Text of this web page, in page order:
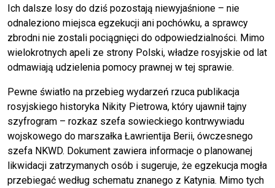
Ich dalsze losy do dziś pozostają niewyjaśnione – nie
odnaleziono miejsca egzekucji ani pochówku, a sprawcy
zbrodni nie zostali pociągnięci do odpowiedzialności. Mimo
wielokrotnych apeli ze strony Polski, władze rosyjskie od lat
odmawiają udzielenia pomocy prawnej w tej sprawie.
Pewne światło na przebieg wydarzeń rzuca publikacja
rosyjskiego historyka Nikity Pietrowa, który ujawnił tajny
szyfrogram – rozkaz szefa sowieckiego kontrwywiadu
wojskowego do marszałka Ławrientija Berii, ówczesnego
szefa NKWD. Dokument zawiera informacje o planowanej
likwidacji zatrzymanych osób i sugeruje, że egzekucja mogła
przebiegać według schematu znanego z Katynia. Mimo tych